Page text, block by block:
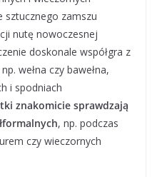
sztucznego zamszu
nutę nowoczesnej
doskonale współgra z
wełna czy bawełna,
i spodniach
znakomicie sprawdzają
, np. podczas
czy wieczornych